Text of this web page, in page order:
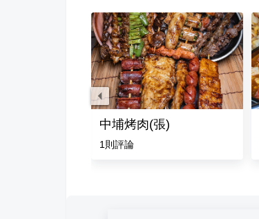
中埔烤肉(張)
1 則評論